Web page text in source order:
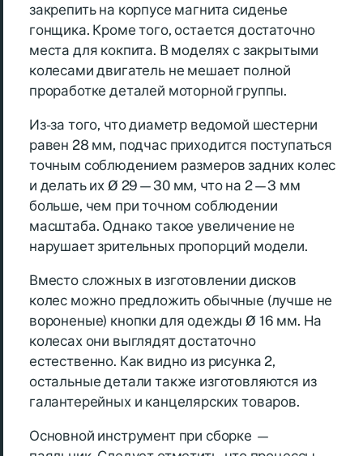
закрепить на корпусе магнита сиденье
гонщика. Кроме того, остается достаточно
места для кокпита. В моделях с закрытыми
колесами двигатель не мешает полной
проработке деталей моторной группы.
Из-за того, что диаметр ведомой шестерни
равен 28 мм, подчас приходится поступаться
точным соблюдением размеров задних колес
и делать их Ø 29—30 мм, что на 2—3 мм
больше, чем при точном соблюдении
масштаба. Однако такое увеличение не
нарушает зрительных пропорций модели.
Вместо сложных в изготовлении дисков
колес можно предложить обычные (лучше не
вороненые) кнопки для одежды Ø 16 мм. На
колесах они выглядят достаточно
естественно. Как видно из рисунка 2,
остальные детали также изготовляются из
галантерейных и канцелярских товаров.
Основной инструмент при сборке —